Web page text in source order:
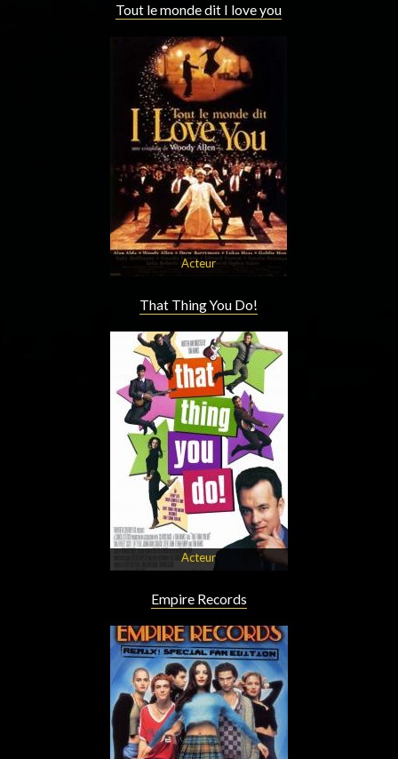
Tout le monde dit I love you
Acteur
That Thing You Do!
Acteur
Empire Records